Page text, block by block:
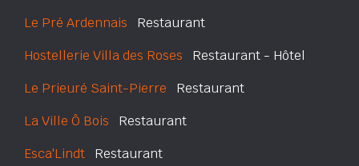
Le Pré Ardennais Restaurant
Hostellerie Villa des Roses Restaurant - Hôtel
Le Prieuré Saint-Pierre Restaurant
La Ville Ô Bois Restaurant
Esca'Lindt Restaurant